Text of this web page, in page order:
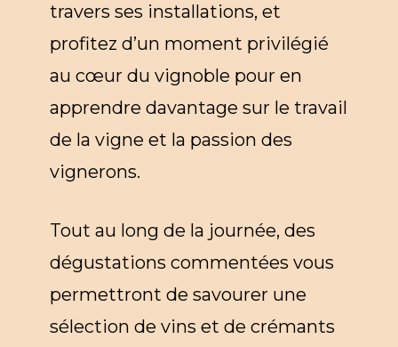
travers ses installations, et
profitez d’un moment privilégié
au cœur du vignoble pour en
apprendre davantage sur le travail
de la vigne et la passion des
vignerons.
Tout au long de la journée, des
dégustations commentées vous
permettront de savourer une
sélection de vins et de crémants